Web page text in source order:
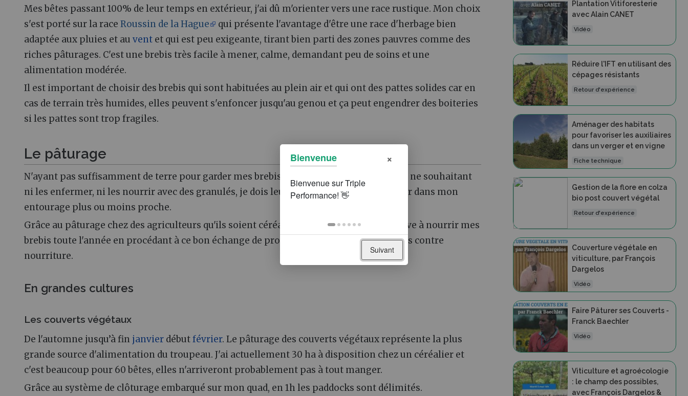
Mes bêtes passant 100% de leur temps en extérieur, j'ai dû m'orienter vers une race rustique. Mon choix
s'est porté sur la race Roussin de la Hague
qui présente l'avantage d'être une race d'herbage bien
adaptée aux pluies et au vent et qui est peu exigeante, tirant bien parti des zones pauvres comme des
riches pâturages. C'est une brebis très facile à mener, calme, demandant peu de soins et une
alimentation modérée.
Il est important de choisir des brebis qui sont habituées au plein air et qui ont des pattes solides car en
cas de terrain très humides, elles peuvent s'enfoncer jusqu'au genou et ça peut engendrer des boiteries
si les pattes sont trop fragiles.
Le pâturage
N'ayant pas suffisamment de terre pour garder mes brebis toute l'année sur la ferme et ne souhaitant
ni les enfermer, ni les nourrir avec des granulés, je dois leur trouver des terres à pâturer dans mon
entourage plus ou moins proche.
Grâce au pâturage chez des agriculteurs qu'ils soient céréaliers ou arboriculteurs, j'arrive à nourrir mes
brebis toute l'année en procédant à ce bon échange de procédés : entretien des parcelles contre
nourriture.
En grandes cultures
Les couverts végétaux
De l'automne jusqu’à fin janvier débutfévrier. Le pâturage des couverts végétaux représente la plus
grande source d'alimentation du troupeau. J'ai actuellement 30 ha à disposition chez un céréalier et
c'est beaucoup pour 60 bêtes, elles n'arriveront probablement pas à tout manger.
Grâce au système de clôturage embarqué sur mon quad, en 1h les paddocks sont délimités.
Plantation Vitiforesterie
avec Alain CANET
Vidéo
Réduire l'IFT en utilisant des
cépages résistants
Retour d'expérience
Aménager des habitats
pour favoriser les auxiliaires
dans un verger et en vigne
Fiche technique
Gestion de la flore en colza
bio post couvert végétal
Retour d'expérience
Couverture végétale en
viticulture, par François
Dargelos
Vidéo
Faire Pâturer ses Couverts -
Franck Baechler
Vidéo
Viticulture et agroécologie
: le champ des possibles,
avec François Dargelos &
Bienvenue ×
Suivant